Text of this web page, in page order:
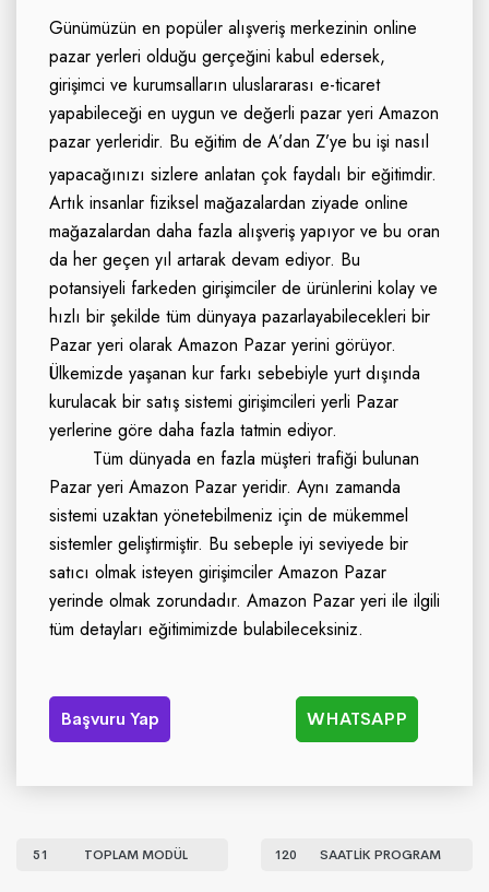
Günümüzün en popüler alışveriş merkezinin online
pazar yerleri olduğu gerçeğini kabul edersek,
girişimci ve kurumsalların uluslararası e-ticaret
yapabileceği en uygun ve değerli pazar yeri Amazon
pazar yerleridir. Bu eğitim de A’dan Z’ye bu işi nasıl
yapacağınızı sizlere anlatan çok faydalı bir eğitimdir.
Artık insanlar fiziksel mağazalardan ziyade online
mağazalardan daha fazla alışveriş yapıyor ve bu oran
da her geçen yıl artarak devam ediyor. Bu
potansiyeli farkeden girişimciler de ürünlerini kolay ve
hızlı bir şekilde tüm dünyaya pazarlayabilecekleri bir
Pazar yeri olarak Amazon Pazar yerini görüyor.
Ülkemizde yaşanan kur farkı sebebiyle yurt dışında
kurulacak bir satış sistemi girişimcileri yerli Pazar
yerlerine göre daha fazla tatmin ediyor.
Tüm dünyada en fazla müşteri trafiği bulunan
Pazar yeri Amazon Pazar yeridir. Aynı zamanda
sistemi uzaktan yönetebilmeniz için de mükemmel
sistemler geliştirmiştir. Bu sebeple iyi seviyede bir
satıcı olmak isteyen girişimciler Amazon Pazar
yerinde olmak zorundadır. Amazon Pazar yeri ile ilgili
tüm detayları eğitimimizde bulabileceksiniz.
Başvuru Yap WHATSAPP
51 TOPLAM MODÜL 120 SAATLİK PROGRAM